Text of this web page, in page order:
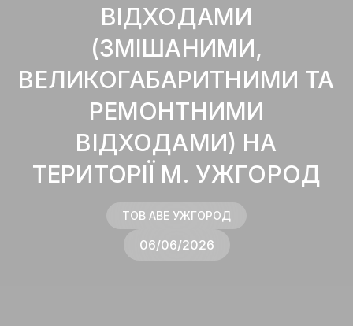
ВІДХОДАМИ
(ЗМІШАНИМИ,
ВЕЛИКОГАБАРИТНИМИ ТА
РЕМОНТНИМИ
ВІДХОДАМИ) НА
ТЕРИТОРІЇ М. УЖГОРОД
ТОВ AВЕ УЖГОРОД
06/06/2026